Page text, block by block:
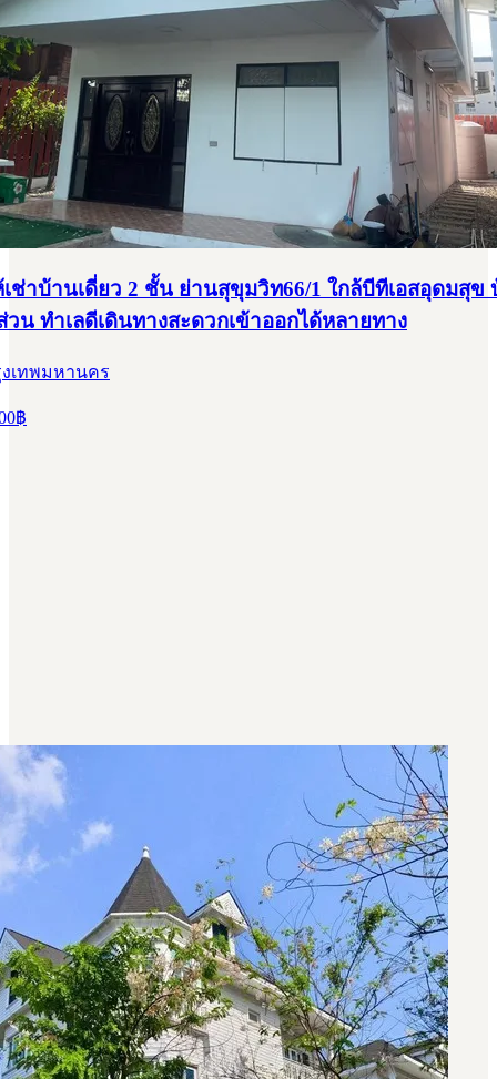
เช่าบ้านเดี่ยว 2 ชั้น ย่านสุขุมวิท66/1 ใกล้บีทีเอสอุดมสุข
วน ทำเลดีเดินทางสะดวกเข้าออกได้หลายทาง
เทพมหานคร
฿